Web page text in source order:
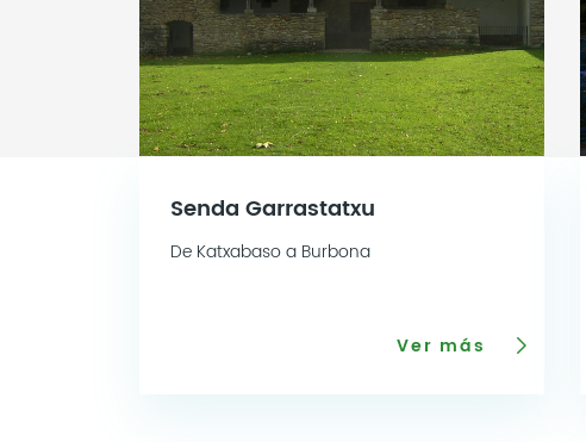
Senda Garrastatxu
De Katxabaso a Burbona
Ver más